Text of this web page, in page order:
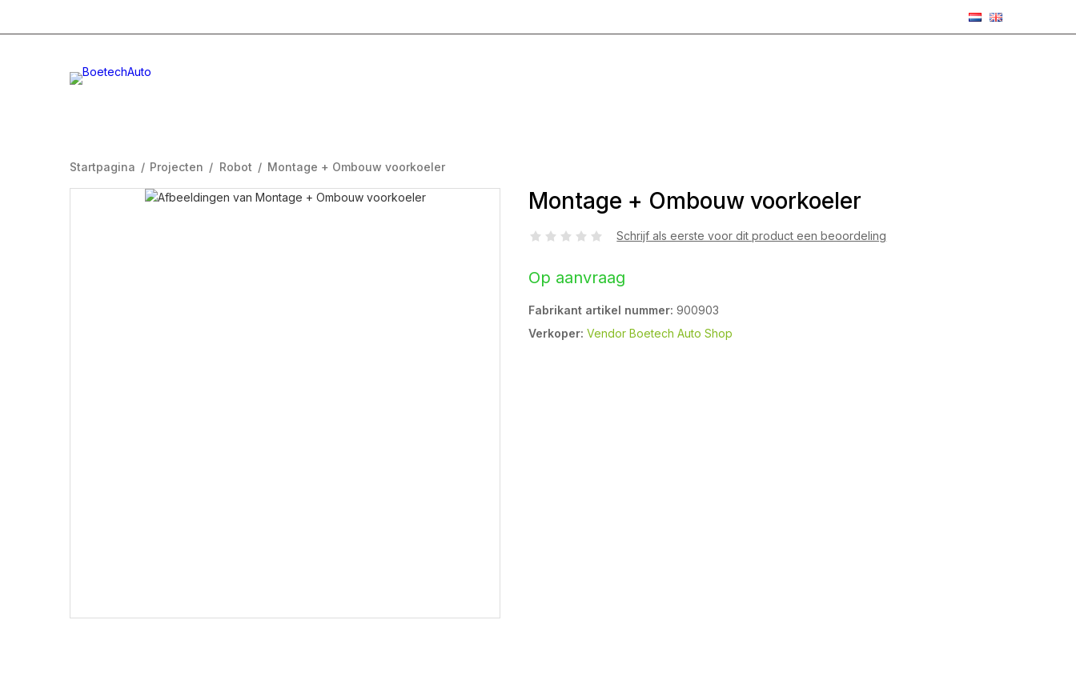
Startpagina / Projecten / Robot / Montage + Ombouw voorkoeler
Montage + Ombouw voorkoeler
Schrijf als eerste voor dit product een beoordeling
Op aanvraag
Fabrikant artikel nummer: 900903
Verkoper: Vendor Boetech Auto Shop